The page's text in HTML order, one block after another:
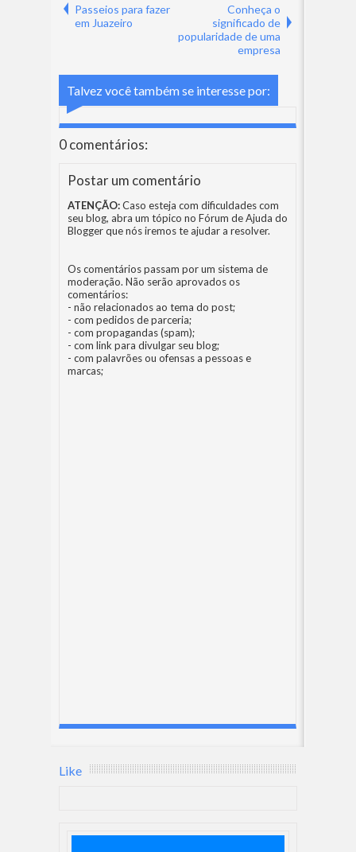
Passeios para fazer
em Juazeiro
Conheça o
significado de
popularidade de uma
empresa
Talvez você também se interesse por:
0 comentários:
Postar um comentário
ATENÇÃO:Caso esteja com dificuldades com
seu blog, abra um tópico no Fórum de Ajuda do
Bloggerque nós iremos te ajudar a resolver.
Os comentários passam por um sistema de
moderação. Não serão aprovados os
comentários:
- não relacionados ao tema do post;
- com pedidos de parceria;
- com propagandas (spam);
- com link para divulgar seu blog;
- com palavrões ou ofensas a pessoas e
marcas;
Like